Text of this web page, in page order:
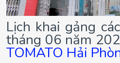
Lịch khai gảng
tháng 06 năm
TOMATO Hải